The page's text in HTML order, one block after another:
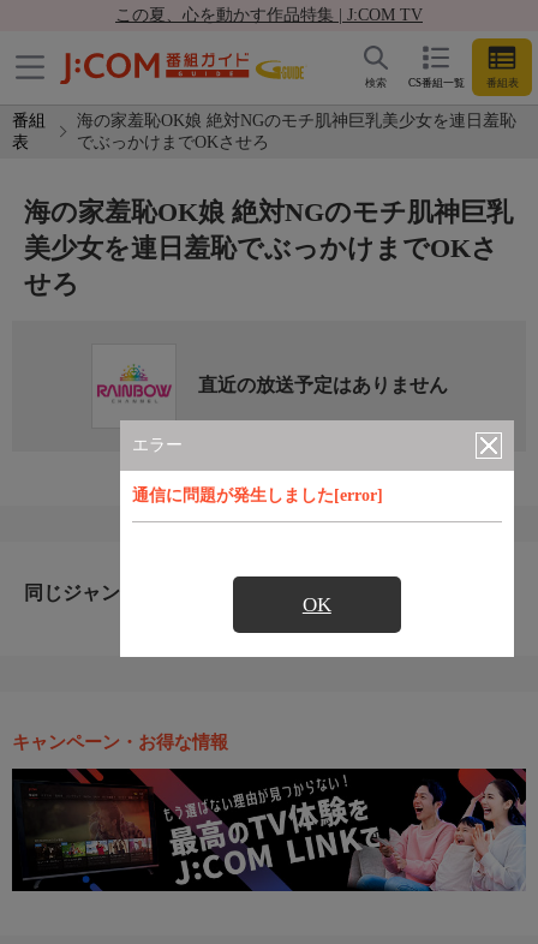
この夏、心を動かす作品特集 | J:COM TV
CS番組一覧 番組表
検索
番組
表
海の家羞恥OK娘 絶対NGのモチ肌神巨乳美少女を連日羞恥
でぶっかけまでOKさせろ
エラー
通信に問題が発生しました[error]
OK
海の家羞恥OK娘 絶対NGのモチ肌神巨乳
美少女を連日羞恥でぶっかけまでOKさ
せろ
直近の放送予定はありません
同じジャンルのおすすめ番組
キャンペーン・お得な情報